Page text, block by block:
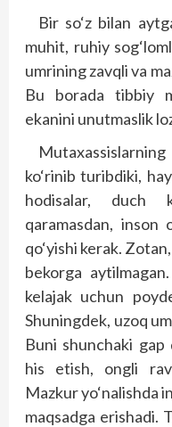
Bir so‘z bilan
muhit, ruhiy
umrining zavqli va
Bu borada tibbiy
ekanini unutmaslik
ko‘rinib turibdiki,
hodisalar, duch
qaramasdan, inson
qo‘yishi kerak.
bekorga
kelajak uchun
Shuningdek, uzoq
Buni shunchaki
his etish, ongli
Mazkur yo‘nalishda
maqsadga erishadi.